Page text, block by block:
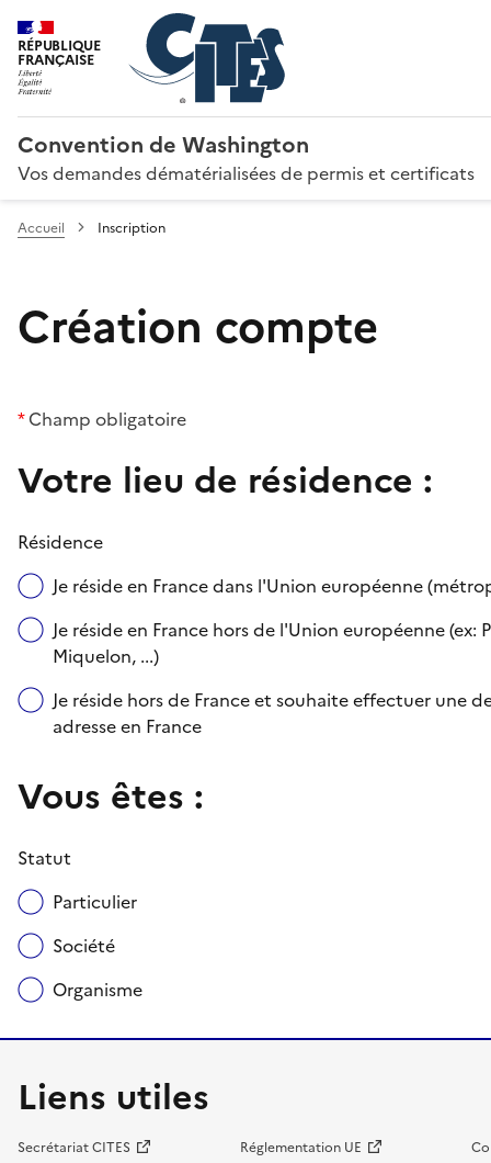
RÉPUBLIQUE
FRANÇAISE
Convention de Washington
Vos demandes dématérialisées de permis et certificats
Accueil Inscription
Création compte
*Champ obligatoire
Votre lieu de résidence :
Résidence
Je réside en France dans l'Union européenne
Je réside en France hors de l'Union européenne
Miquelon, ...)
Je réside hors de France et souhaite effectuer une
adresse en France
Vous êtes :
Statut
Particulier
Société
Organisme
Liens utiles
Secrétariat CITES Réglementation UE